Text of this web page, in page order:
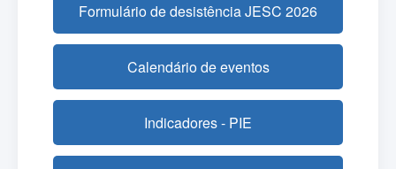
Formulário de desistência JESC 2026
Calendário de eventos
Indicadores - PIE